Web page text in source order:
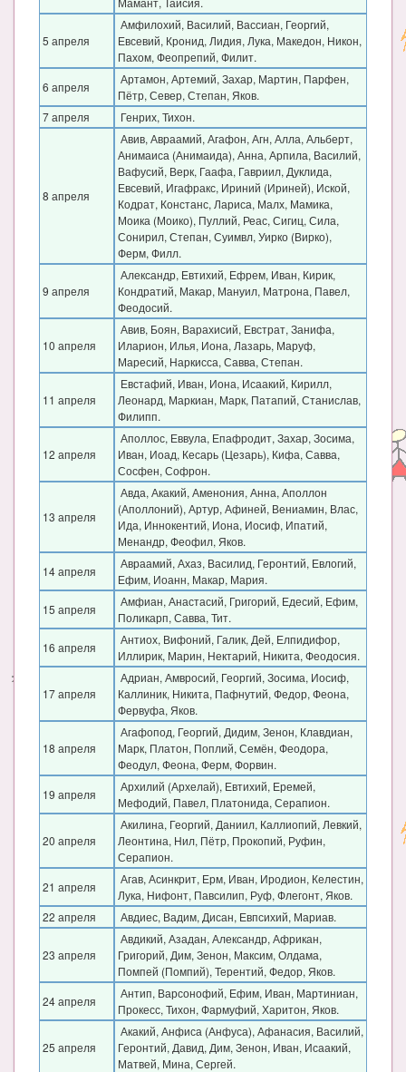
5 апреля
Амфилохий, Василий, Вассиан, Георгий,
Евсевий, Кронид, Лидия, Лука, Македон, Никон,
Пахом, Феопрепий, Филит.
6 апреля
Артамон, Артемий, Захар, Мартин, Парфен,
Пётр, Север, Степан, Яков.
7 апреля
Генрих, Тихон.
8 апреля
Авив, Авраамий, Агафон, Агн, Алла, Альберт,
Анимаиса (Анимаида), Анна, Арпила, Василий,
Вафусий, Верк, Гаафа, Гавриил, Дуклида,
Евсевий, Игафракс, Ириний (Ириней), Иской,
Кодрат, Констанс, Лариса, Малх, Мамика,
Моика (Моико), Пуллий, Реас, Сигиц, Сила,
Сонирил, Степан, Суимвл, Уирко (Вирко),
Ферм, Филл.
9 апреля
Александр, Евтихий, Ефрем, Иван, Кирик,
Кондратий, Макар, Мануил, Матрона, Павел,
Феодосий.
10 апреля
Авив, Боян, Варахисий, Евстрат, Занифа,
Иларион, Илья, Иона, Лазарь, Маруф,
Маресий, Наркисса, Савва, Степан.
11 апреля
Евстафий, Иван, Иона, Исаакий, Кирилл,
Леонард, Маркиан, Марк, Патапий, Станислав,
Филипп.
12 апреля
Аполлос, Еввула, Епафродит, Захар, Зосима,
Иван, Иоад, Кесарь (Цезарь), Кифа, Савва,
Сосфен, Софрон.
13 апреля
Авда, Акакий, Аменония, Анна, Аполлон
(Аполлоний), Артур, Афиней, Вениамин, Влас,
Ида, Иннокентий, Иона, Иосиф, Ипатий,
Менандр, Феофил, Яков.
14 апреля
Авраамий, Ахаз, Василид, Геронтий, Евлогий,
Ефим, Иоанн, Макар, Мария.
15 апреля
Амфиан, Анастасий, Григорий, Едесий, Ефим,
Поликарп, Савва, Тит.
16 апреля
Антиох, Вифоний, Галик, Дей, Елпидифор,
Иллирик, Марин, Нектарий, Никита, Феодосия.
17 апреля
Адриан, Амвросий, Георгий, Зосима, Иосиф,
Каллиник, Никита, Пафнутий, Федор, Феона,
Фервуфа, Яков.
18 апреля
Агафопод, Георгий, Дидим, Зенон, Клавдиан,
Марк, Платон, Поплий, Семён, Феодора,
Феодул, Феона, Ферм, Форвин.
19 апреля
Архилий (Архелай), Евтихий, Еремей,
Мефодий, Павел, Платонида, Серапион.
20 апреля
Акилина, Георгий, Даниил, Каллиопий, Левкий,
Леонтина, Нил, Пётр, Прокопий, Руфин,
Серапион.
21 апреля
Агав, Асинкрит, Ерм, Иван, Иродион, Келестин,
Лука, Нифонт, Павсилип, Руф, Флегонт, Яков.
22 апреля
Авдиес, Вадим, Дисан, Евпсихий, Мариав.
23 апреля
Авдикий, Азадан, Александр, Африкан,
Григорий, Дим, Зенон, Максим, Олдама,
Помпей (Помпий), Терентий, Федор, Яков.
24 апреля
Антип, Варсонофий, Ефим, Иван, Мартиниан,
Прокесс, Тихон, Фармуфий, Харитон, Яков.
25 апреля
Акакий, Анфиса (Анфуса), Афанасия, Василий,
Геронтий, Давид, Дим, Зенон, Иван, Исаакий,
Матвей, Мина, Сергей.